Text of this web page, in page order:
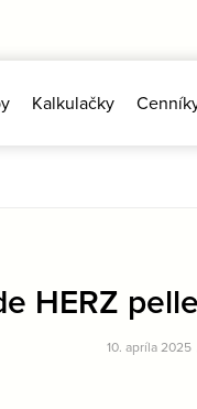
Kalkulačky
HERZ
10. apríla 2025